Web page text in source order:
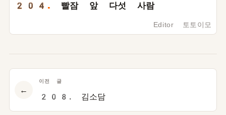
204. 빨잠 앞 다섯 사람
Editor 토토이모
←
이전 글
208. 김소담